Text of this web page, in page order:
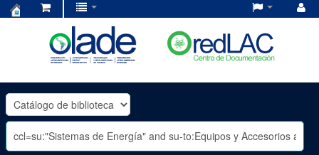
OLADE
-